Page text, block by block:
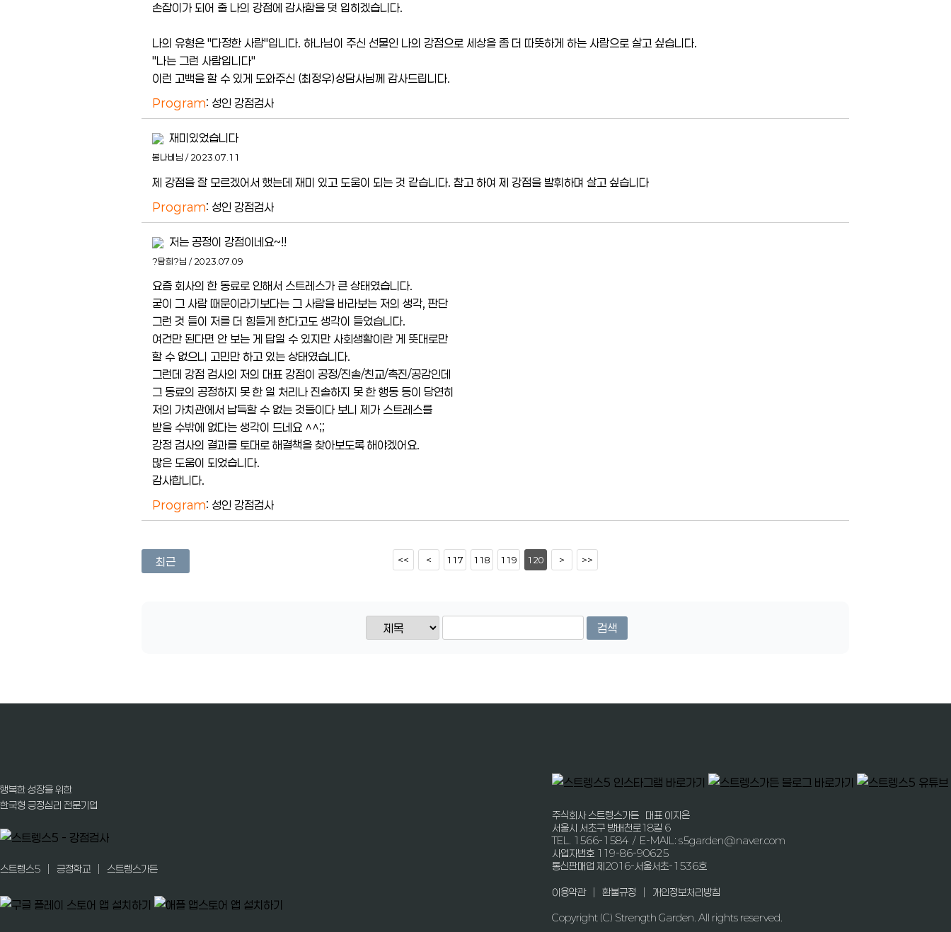
손잡이가 되어 줄 나의 강점에 감사함을 덧 입히겠습니다.
나의 유형은 "다정한 사람"입니다. 하나님이 주신 선물인 나의 강점으로 세상을 좀 더 따뜻하게 하는 사람으로 살고 싶습니다.
"나는 그런 사람입니다"
이런 고백을 할 수 있게 도와주신 (최정우)상담사님께 감사드립니다.
Program: 성인 강점검사
재미있었습니다
봄나비님 / 2023.07.11
제 강점을 잘 모르겠어서 했는데 재미 있고 도움이 되는 것 같습니다. 참고 하여 제 강점을 발휘하며 살고 싶습니다
Program: 성인 강점검사
저는 공정이 강점이네요~!!
?탐희?님 / 2023.07.09
요즘 회사의 한 동료로 인해서 스트레스가 큰 상태였습니다.
굳이 그 사람 때문이라기보다는 그 사람을 바라보는 저의 생각, 판단
그런 것 들이 저를 더 힘들게 한다고도 생각이 들었습니다.
여건만 된다면 안 보는 게 답일 수 있지만 사회생활이란 게 뜻대로만
할 수 없으니 고민만 하고 있는 상태였습니다.
그런데 강점 검사의 저의 대표 강점이 공정/진솔/친교/촉진/공감인데
그 동료의 공정하지 못 한 일 처리나 진솔하지 못 한 행동 등이 당연히
저의 가치관에서 납득할 수 없는 것들이다 보니 제가 스트레스를
받을 수밖에 없다는 생각이 드네요 ^^;;
강정 검사의 결과를 토대로 해결책을 찾아보도록 해야겠어요.
많은 도움이 되었습니다.
감사합니다.
Program: 성인 강점검사
최근 << < 117 118 119 120 > >>
검색
행복한 성장을 위한
한국형 긍정심리 전문기업
스트렝스5 | 긍정학교 | 스트렝스가든
주식회사 스트렝스가든 대표 이지은
서울시 서초구 방배천로18길 6
TEL. 1566-1584 / E-MAIL: s5garden@naver.com
사업자번호 119-86-90625
통신판매업 제2016-서울서초-1536호
이용약관| 환불규정 | 개인정보처리방침
Copyright (C) Strength Garden. All rights reserved.